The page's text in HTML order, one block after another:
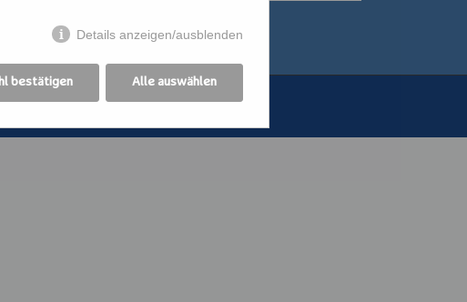
Details anzeigen/ausblenden
bestätigen Alle auswählen